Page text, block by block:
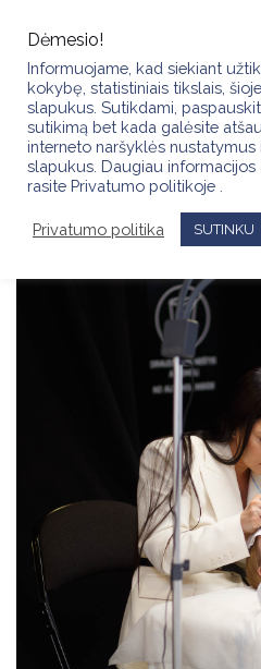
content
Dėmesio!
Informuojame, kad siekiant
kokybę, statistiniais tikslais,
slapukus. Sutikdami,
sutikimą bet kada galėsite
interneto naršyklės nustatymus
slapukus. Daugiau
rasite Privatumo politikoje .
Privatumo politika SUTINKU